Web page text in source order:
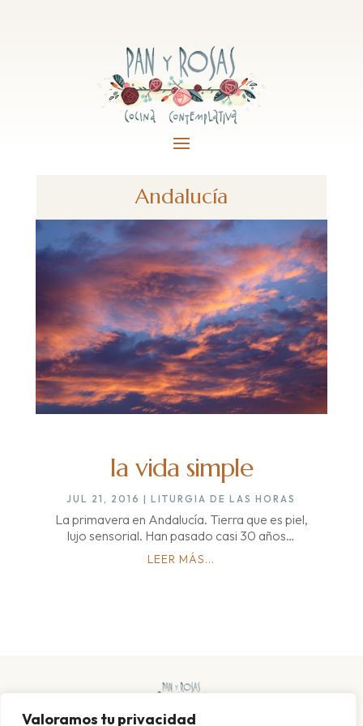
Valoramos tu privacidad
Andalucía
la vida simple
JUL 21, 2016 |LITURGIA DE LAS HORAS
La primavera en Andalucía. Tierra que es piel,
lujo sensorial. Han pasado casi 30 años…
LEER MÁS...